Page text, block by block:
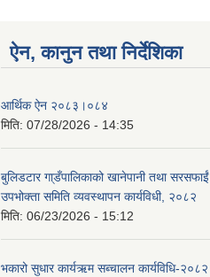
ऐन, कानुन तथा निर्देशिका
आर्थिक ऐन २०८३।०८४
मिति: 07/28/2026 - 14:35
बुलिडटार गा्डँपालिकाको खानेपानी तथा सरसफाईं
उपभोक्ता समिति व्यवस्थापन कार्यविधी, २०८२
मिति: 06/23/2026 - 15:12
भकारो सुधार कार्यऋम सब्चालन कार्यविधि-२०८२